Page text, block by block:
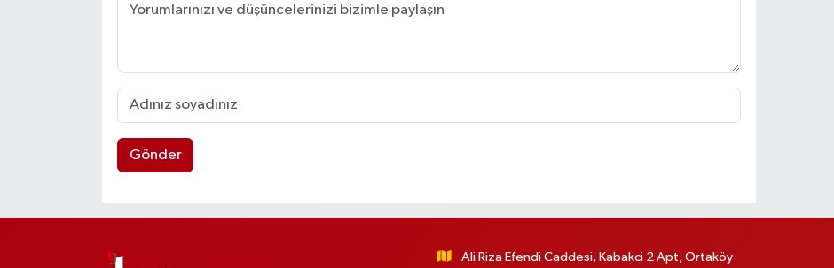
Gönder
Ali Riza Efendi Caddesi, Kabakci 2 Apt, Ortaköy